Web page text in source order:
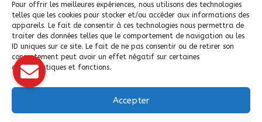
Pour offrir les meilleures expériences, nous utilisons des technologies
telles que les cookies pour stocker et/ou accéder aux informations des
appareils. Le fait de consentir à ces technologies nous permettra de
traiter des données telles que le comportement de navigation ou les
ID uniques sur ce site. Le fait de ne pas consentir ou de retirer son
consentement peut avoir un effet négatif sur certaines
caractéristiques et fonctions.
Accepter